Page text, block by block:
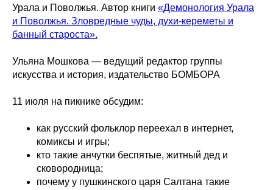
Урала и Поволжья. Автор книги «Демонология Урала
и Поволжья. Зловредные чуды, духи-кереметы и
банный староста».
Ульяна Мошкова — ведущий редактор группы
искусства и история, издательство БОМБОРА
11 июля на пикнике обсудим:
как русский фольклор переехал в интернет,
комиксы и игры;
кто такие анчутки беспятые, житный дед и
сковородница;
почему у пушкинского царя Салтана такие